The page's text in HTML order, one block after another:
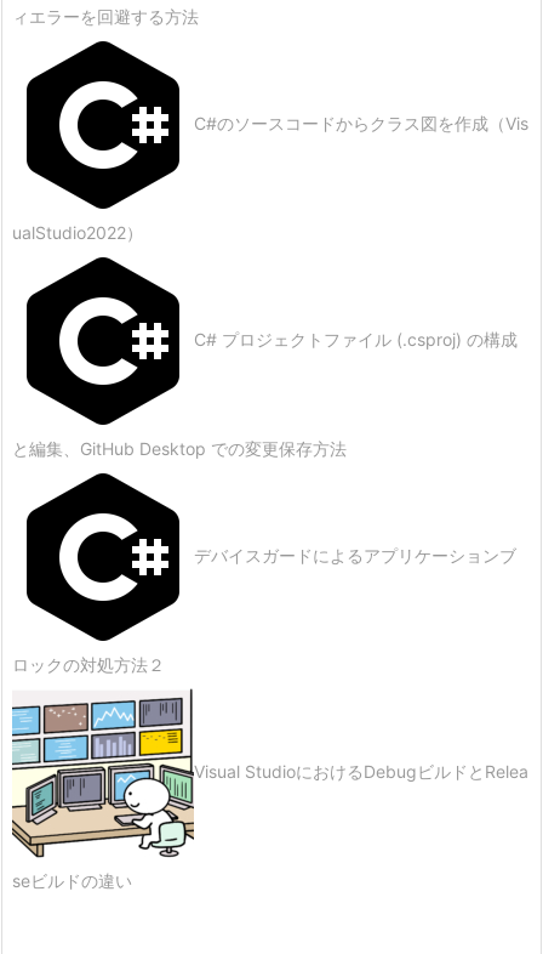
ィエラーを回避する方法
C#のソースコードからクラス図を作成（Vis
ualStudio2022）
C# プロジェクトファイル (.csproj) の構成
と編集、GitHub Desktop での変更保存方法
デバイスガードによるアプリケーションブ
ロックの対処方法２
Visual StudioにおけるDebugビルドとRelea
seビルドの違い